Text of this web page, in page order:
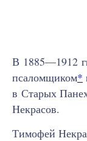
В 1885—1912
псаломщиком*
в Старых
Некрасов.
Тимофей